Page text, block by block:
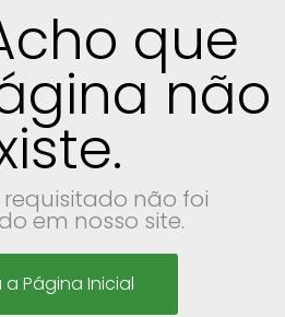
que
não
não foi
em nosso site.
a Página Inicial